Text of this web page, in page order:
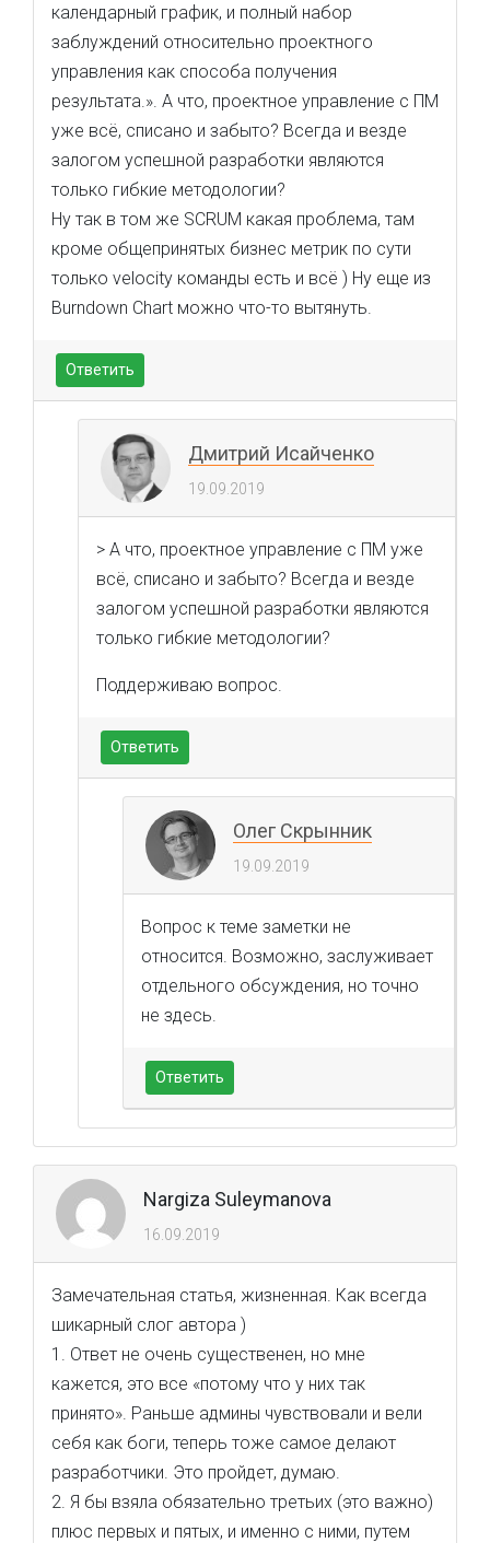
календарный график, и полный набор
заблуждений относительно проектного
управления как способа получения
результата.». А что, проектное управление с ПМ
уже всё, списано и забыто? Всегда и везде
залогом успешной разработки являются
только гибкие методологии?
Ну так в том же SCRUM какая проблема, там
кроме общепринятых бизнес метрик по сути
только velocity команды есть и всё ) Ну еще из
Burndown Chart можно что-то вытянуть.
Ответить
Дмитрий Исайченко
19.09.2019
> А что, проектное управление с ПМ уже
всё, списано и забыто? Всегда и везде
залогом успешной разработки являются
только гибкие методологии?
Поддерживаю вопрос.
Ответить
Олег Скрынник
19.09.2019
Вопрос к теме заметки не
относится. Возможно, заслуживает
отдельного обсуждения, но точно
не здесь.
Ответить
Nargiza Suleymanova
16.09.2019
Замечательная статья, жизненная. Как всегда
шикарный слог автора )
1. Ответ не очень существенен, но мне
кажется, это все «потому что у них так
принято». Раньше админы чувствовали и вели
себя как боги, теперь тоже самое делают
разработчики. Это пройдет, думаю.
2. Я бы взяла обязательно третьих (это важно)
плюс первых и пятых, и именно с ними, путем